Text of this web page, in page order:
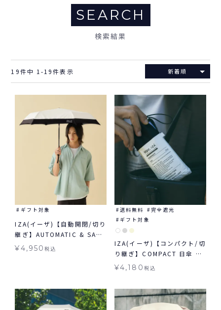
SEARCH
検索結果
新着順
19件中 1-19件表示
ギフト対象
IZA(イーザ)【自動開閉/切り
継ぎ】AUTOMATIC & SAFE
オートマティック＆セーフ
¥4,950税込
送料無料
完全遮光
ギフト対象
IZA(イーザ)【コンパクト/切
り継ぎ】COMPACT 日傘 折
りたたみ ギフト対象 晴雨兼
¥4,180 税込